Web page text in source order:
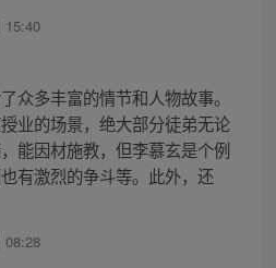
15:40
众多丰富的情节和人物故事。
业的场景，绝大部分徒弟无论
能因材施教，但李慕玄是个例
有激烈的争斗等。此外，还
08:28